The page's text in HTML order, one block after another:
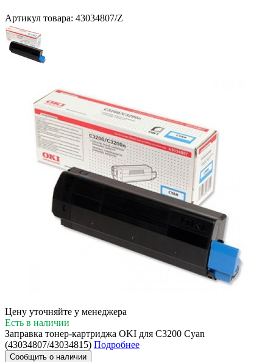
Артикул товара: 43034807/Z
Цену уточняйте у менеджера
Есть в наличии
Заправка тонер-картриджа OKI для C3200 Cyan
(43034807/43034815) Подробнее
Сообщить о наличии